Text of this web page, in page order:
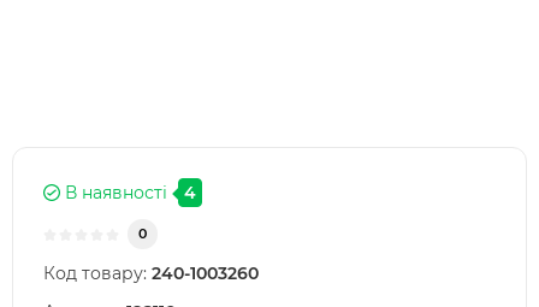
В наявності 4
0
Код товару: 240-1003260